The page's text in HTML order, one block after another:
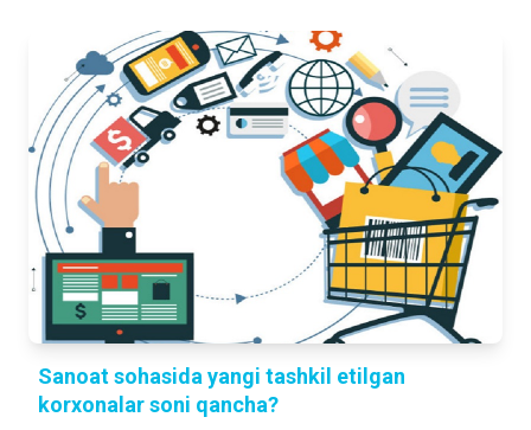
Sanoat sohasida yangi tashkil etilgan
korxonalar soni qancha?